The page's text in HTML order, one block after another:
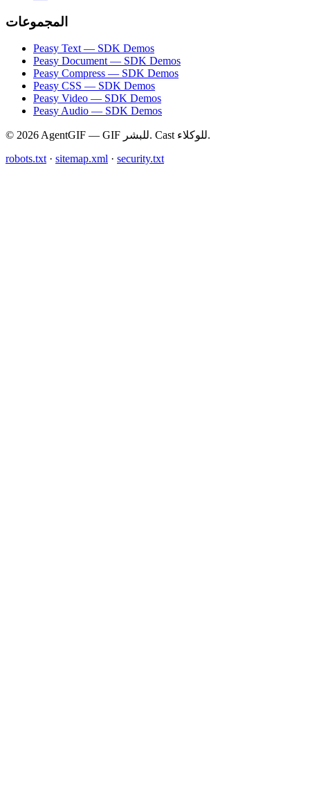
المجموعات
Peasy Text — SDK Demos
Peasy Document — SDK Demos
Peasy Compress — SDK Demos
Peasy CSS — SDK Demos
Peasy Video — SDK Demos
Peasy Audio — SDK Demos
© 2026 AgentGIF — GIF للبشر. Cast للوكلاء.
robots.txt · sitemap.xml · security.txt